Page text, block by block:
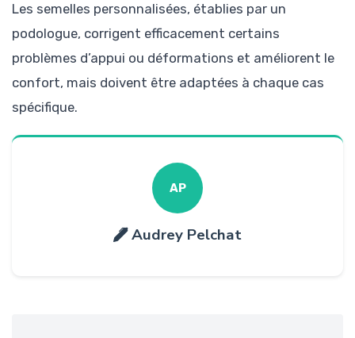
Les semelles personnalisées, établies par un
podologue, corrigent efficacement certains
problèmes d’appui ou déformations et améliorent le
confort, mais doivent être adaptées à chaque cas
spécifique.
AP
Audrey Pelchat